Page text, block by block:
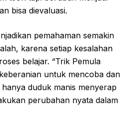
bisa dievaluasi.
pemahaman semakin
karena setiap kesalahan
belajar. “Trik Pemula
untuk mencoba dan
duduk manis menyerap
perubahan nyata dalam